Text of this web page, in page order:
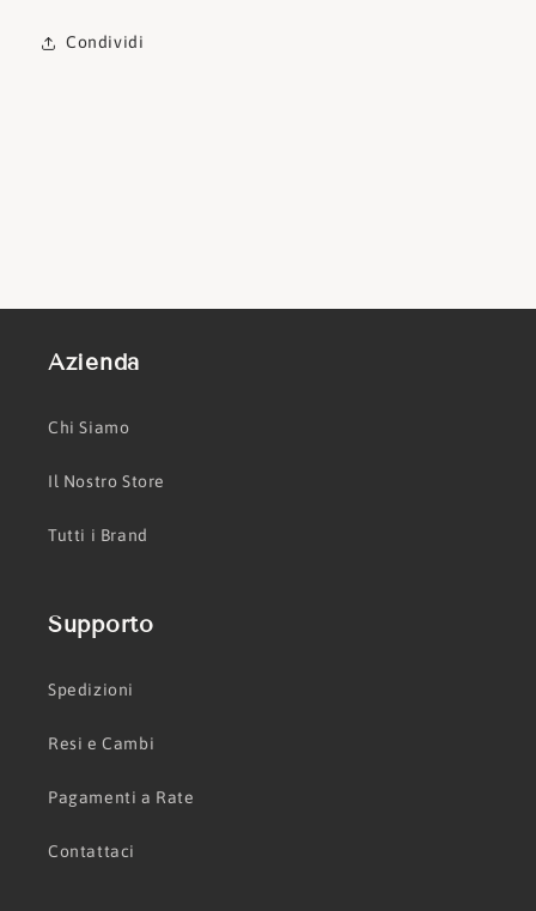
Condividi
Azienda
Chi Siamo
Il Nostro Store
Tutti i Brand
Supporto
Spedizioni
Resi e Cambi
Pagamenti a Rate
Contattaci